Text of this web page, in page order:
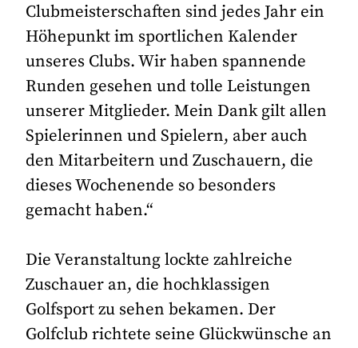
Clubmeisterschaften sind jedes Jahr ein
Höhepunkt im sportlichen Kalender
unseres Clubs. Wir haben spannende
Runden gesehen und tolle Leistungen
unserer Mitglieder. Mein Dank gilt allen
Spielerinnen und Spielern, aber auch
den Mitarbeitern und Zuschauern, die
dieses Wochenende so besonders
gemacht haben.“
Die Veranstaltung lockte zahlreiche
Zuschauer an, die hochklassigen
Golfsport zu sehen bekamen. Der
Golfclub richtete seine Glückwünsche an